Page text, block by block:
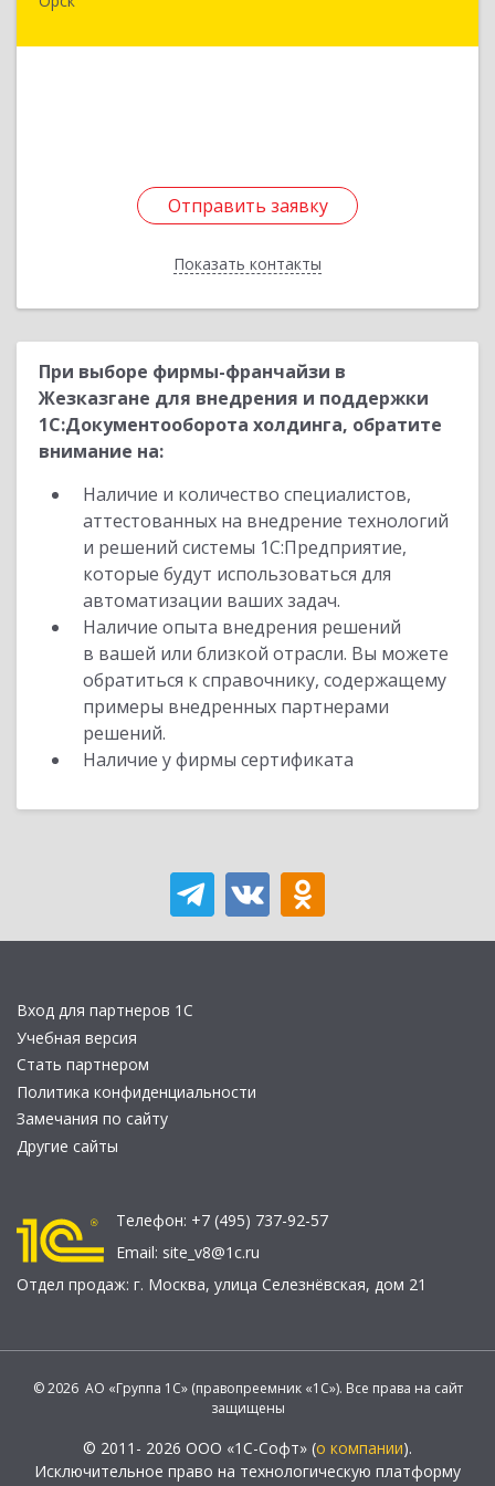
Отправить заявку
Показать контакты
Отправить заявку
Назад
При выборе фирмы-франчайзи в
Жезказгане для внедрения и поддержки
1С:Документооборота холдинга, обратите
внимание на:
Наличие и количество специалистов,
аттестованных на внедрение технологий
и решений системы 1С:Предприятие,
которые будут использоваться для
автоматизации ваших задач.
Наличие опыта внедрения решений
в вашей или близкой отрасли. Вы можете
обратиться к справочнику, содержащему
примеры внедренных партнерами
решений.
Наличие у фирмы сертификата
Вход для партнеров 1С
Учебная версия
Стать партнером
Политика конфиденциальности
Замечания по сайту
Другие сайты
Телефон: +7 (495) 737-92-57
Email: site_v8@1c.ru
Отдел продаж: г. Москва, улица Селезнёвская, дом 21
© 2026 АО «Группа 1С» (правопреемник «1С»). Все права на сайт
защищены
© 2011- 2026 ООО «1С-Софт» (о компании).
Исключительное право на технологическую платформу